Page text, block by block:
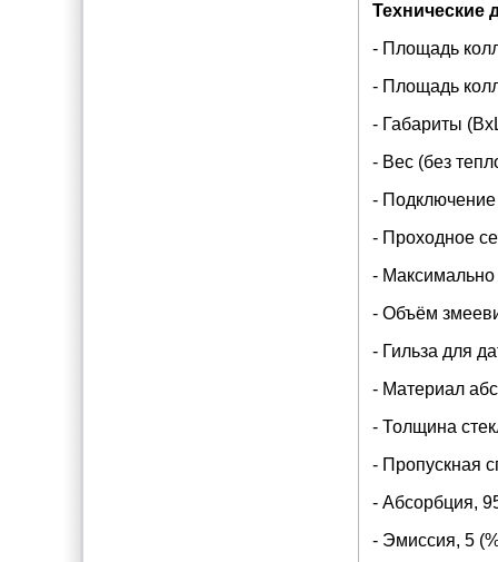
Технические
- Площадь
- Площадь
- Габариты
- Вес (без
-
- Проходное
- Максимально
- Объём
- Гильза для
- Материал
- Толщина
- Пропускная
- Абсорбция,
- Эмиссия, 5